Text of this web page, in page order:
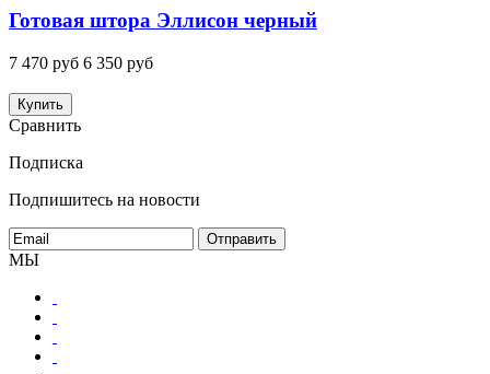
Готовая штора Эллисон черный
7 470 руб 6 350 руб
Купить
Сравнить
Подписка
Подпишитесь на новости
МЫ